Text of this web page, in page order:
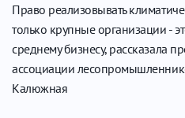
Право реализовывать
только крупные организации -
среднему бизнесу, рассказала
ассоциации
Калюжная